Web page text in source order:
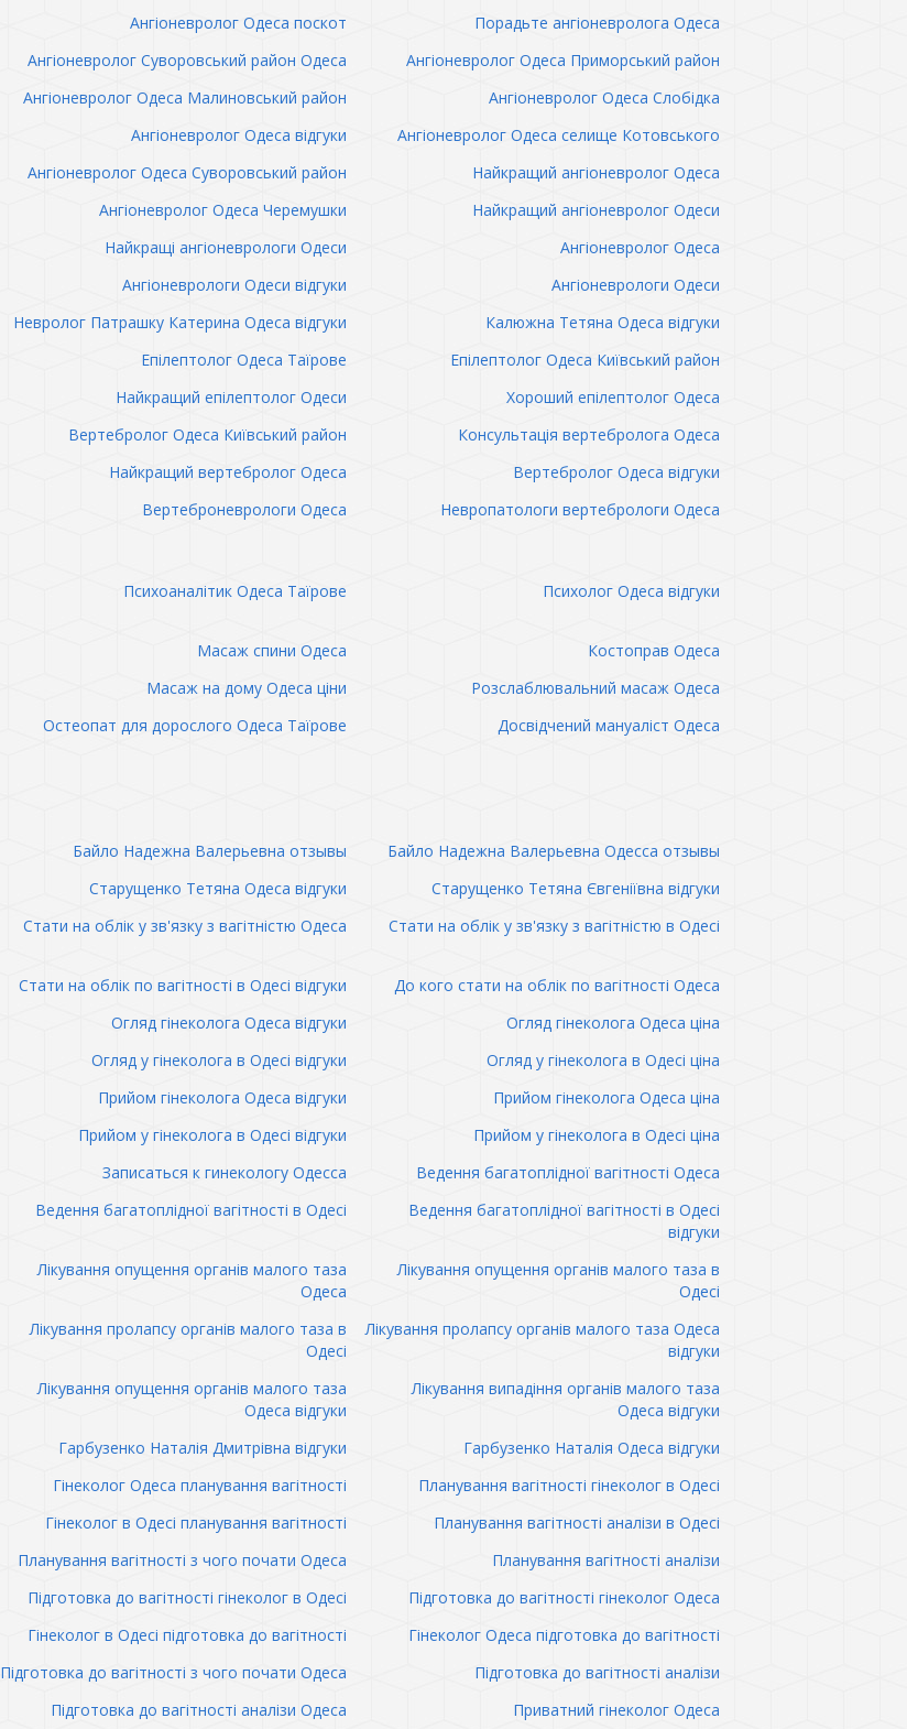
Ангіоневролог Одеса поскот
Порадьте ангіоневролога Одеса
Ангіоневролог Суворовський район Одеса
Ангіоневролог Одеса Приморський район
Ангіоневролог Одеса Малиновський район
Ангіоневролог Одеса Слобідка
Ангіоневролог Одеса відгуки
Ангіоневролог Одеса селище Котовського
Ангіоневролог Одеса Суворовський район
Найкращий ангіоневролог Одеса
Ангіоневролог Одеса Черемушки
Найкращий ангіоневролог Одеси
Найкращі ангіоневрологи Одеси
Ангіоневролог Одеса
Ангіоневрологи Одеси відгуки
Ангіоневрологи Одеси
Невролог Патрашку Катерина Одеса відгуки
Калюжна Тетяна Одеса відгуки
Епілептолог Одеса Таїрове
Епілептолог Одеса Київський район
Найкращий епілептолог Одеси
Хороший епілептолог Одеса
Вертебролог Одеса Київський район
Консультація вертебролога Одеса
Найкращий вертебролог Одеса
Вертебролог Одеса відгуки
Вертеброневрологи Одеса
Невропатологи вертебрологи Одеса
Психоаналітик Одеса Таїрове
Психолог Одеса відгуки
Масаж спини Одеса
Костоправ Одеса
Масаж на дому Одеса ціни
Розслаблювальний масаж Одеса
Остеопат для дорослого Одеса Таїрове
Досвідчений мануаліст Одеса
Байло Надежна Валерьевна отзывы
Байло Надежна Валерьевна Одесса отзывы
Старущенко Тетяна Одеса відгуки
Старущенко Тетяна Євгеніївна відгуки
Стати на облік у зв'язку з вагітністю Одеса Стати на облік у зв'язку з вагітністю в Одесі
Стати на облік по вагітності в Одесі відгуки
До кого стати на облік по вагітності Одеса
Огляд гінеколога Одеса відгуки
Огляд гінеколога Одеса ціна
Огляд у гінеколога в Одесі відгуки
Огляд у гінеколога в Одесі ціна
Прийом гінеколога Одеса відгуки
Прийом гінеколога Одеса ціна
Прийом у гінеколога в Одесі відгуки
Прийом у гінеколога в Одесі ціна
Записаться к гинекологу Одесса
Ведення багатоплідної вагітності Одеса
Ведення багатоплідної вагітності в Одесі
Ведення багатоплідної вагітності в Одесі
відгуки
Лікування опущення органів малого таза
Одеса
Лікування опущення органів малого таза в
Одесі
Лікування пролапсу органів малого таза в
Одесі
Лікування пролапсу органів малого таза Одеса
відгуки
Лікування опущення органів малого таза
Одеса відгуки
Лікування випадіння органів малого таза
Одеса відгуки
Гарбузенко Наталія Дмитрівна відгуки
Гарбузенко Наталія Одеса відгуки
Гінеколог Одеса планування вагітності
Планування вагітності гінеколог в Одесі
Гінеколог в Одесі планування вагітності
Планування вагітності аналізи в Одесі
Планування вагітності з чого почати Одеса
Планування вагітності аналізи
Підготовка до вагітності гінеколог в Одесі
Підготовка до вагітності гінеколог Одеса
Гінеколог в Одесі підготовка до вагітності
Гінеколог Одеса підготовка до вагітності
Підготовка до вагітності з чого почати Одеса
Підготовка до вагітності аналізи
Підготовка до вагітності аналізи Одеса Приватний гінеколог Одеса